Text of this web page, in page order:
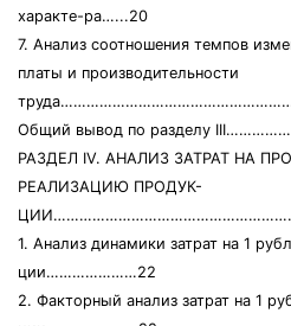
характе-ра…...20
7. Анализ соотношения темпов
платы и производительности
Общий вывод по разделу
РАЗДЕЛ IV. АНАЛИЗ ЗАТРАТ НА
РЕАЛИЗАЦИЮ ПРОДУК-
1. Анализ динамики затрат на 1
ции…………………22
2. Факторный анализ затрат на 1